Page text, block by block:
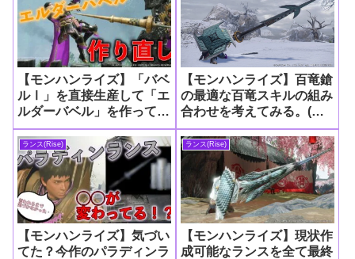
【モンハンライズ】「バベ
ルⅠ」を直接生産して「エ
ルダーバベル」を作ってい
たランサーがいるらしい
【モンハンライズ】百竜鎗
の最適な百竜スキルの組み
合わせを考えてみる。(氷
属性編)
ランス(Rise)
【モンハンライズ】気づい
てた？今作のパラディンラ
ランス(Rise)
【モンハンライズ】現状作
成可能なランスを全て最終